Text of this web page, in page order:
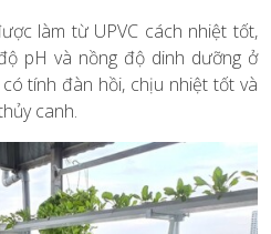
làm từ UPVC cách nhiệt tốt,
pH và nồng độ dinh dưỡng ở
tính đàn hồi, chịu nhiệt tốt và
canh.